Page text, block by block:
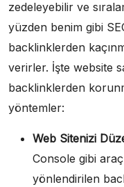
zedeleyebilir ve
yüzden benim gibi
backlinklerden
verirler. İşte website
backlinklerden
yöntemler:
Web Sitenizi
Console gibi
yönlendirilen